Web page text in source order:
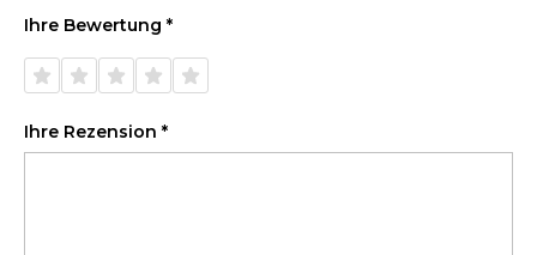
Ihre Bewertung *
1 von
5 Sternen
2 von
5 Sternen
3 von
5 Sternen
4 von
5 Sternen
5 von
5 Sternen
Ihre Rezension *